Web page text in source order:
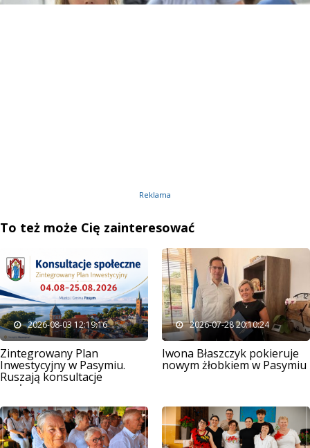
Reklama
To też może Cię zainteresować
2026-08-03 12:19:16
Zintegrowany Plan
Inwestycyjny w Pasymiu.
Ruszają konsultacje
społeczne
2026-07-28 20:10:24
Iwona Błaszczyk pokieruje
nowym żłobkiem w Pasymiu